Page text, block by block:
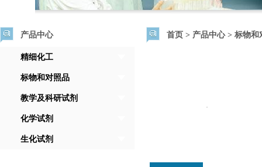
产品中心
精细化工
标物和对照品
教学及科研试剂
化学试剂
生化试剂
首页 > 产品中心> 标物和